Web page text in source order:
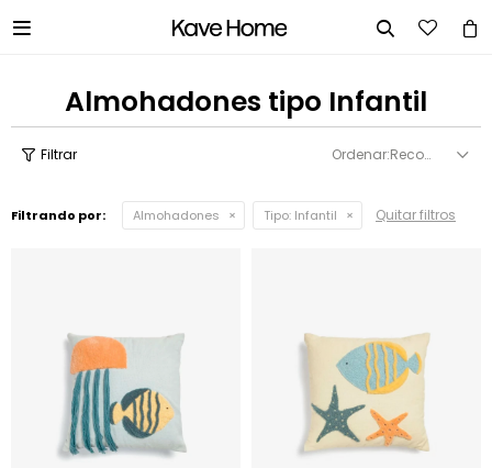
 
Almohadones tipo Infantil
Recomendados
Filtrando por: Almohadones Tipo: Infantil Quitar filtros